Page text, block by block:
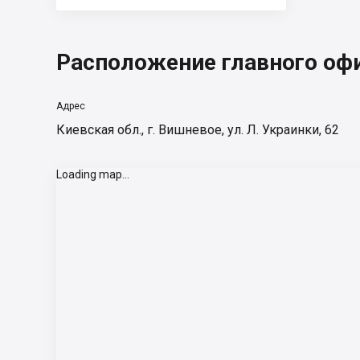
Расположение главного
Адрес
Киевская обл., г. Вишневое, ул. Л. Украинки, 62
Loading map...